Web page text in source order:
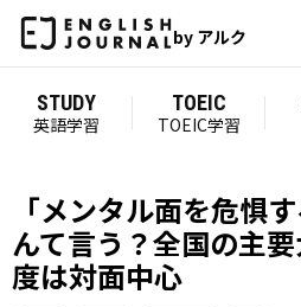
by アルク
STUDY
英語学習
TOEIC
TOEIC学習
「メンタル面を危惧
んて言う？全国の主
度は対面中心